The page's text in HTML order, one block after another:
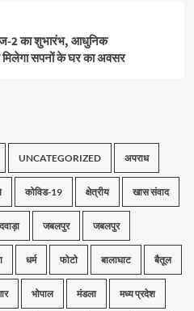
2 का शुभारंभ, आधुनिक
सपनों के घर का अवसर
UNCATEGORIZED अपराध
कोविड-19 क्षेत्रीय खास संवाद
जबलपुर जबलपुर
धर्म फोटो बालाघाट बैतूल
भोपाल मंडला मध्य प्रदेश